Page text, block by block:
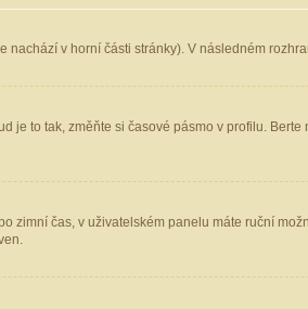
nachází v horní části stránky). V následném
je to tak, změňte si časové pásmo v profilu.
čas, v uživatelském panelu máte ruční